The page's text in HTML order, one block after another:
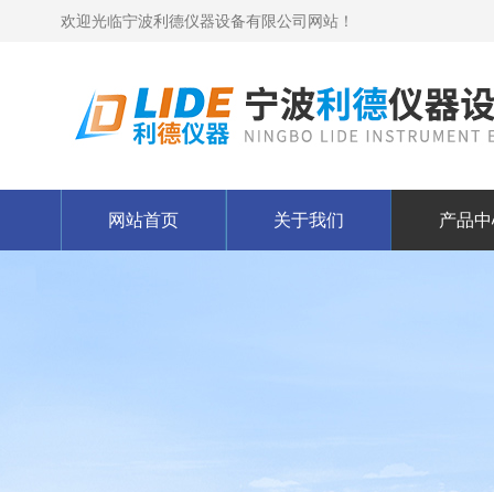
欢迎光临宁波利德仪器设备有限公司网站！
网站首页 关于我们 产品